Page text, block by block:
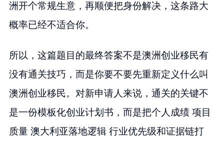
洲开个常规生意，再顺便把身份解决，这条路大
概率已经不适合你。
所以，这篇题目的最终答案不是澳洲创业移民有
没有通关技巧，而是你要不要先重新定义什么叫
澳洲创业移民。对新申请人来说，通关的关键不
是一份模板化创业计划书，而是把个人成绩 项目
质量 澳大利亚落地逻辑 行业优先级和证据链打